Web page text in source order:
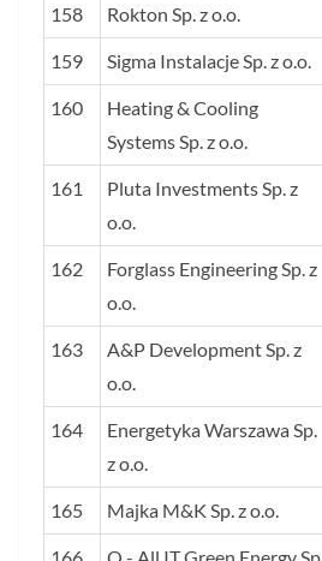
158 Rokton Sp. z o.o.
159 Sigma Instalacje Sp. z o.o.
160
Heating & Cooling
Systems Sp. z o.o.
161
Pluta Investments Sp. z
o.o.
162
Forglass Engineering Sp. z
o.o.
163
A&P Development Sp. z
o.o.
164
Energetyka Warszawa Sp.
z o.o.
165 Majka M&K Sp. z o.o.
166 Q - All IT Green Energy Sp.